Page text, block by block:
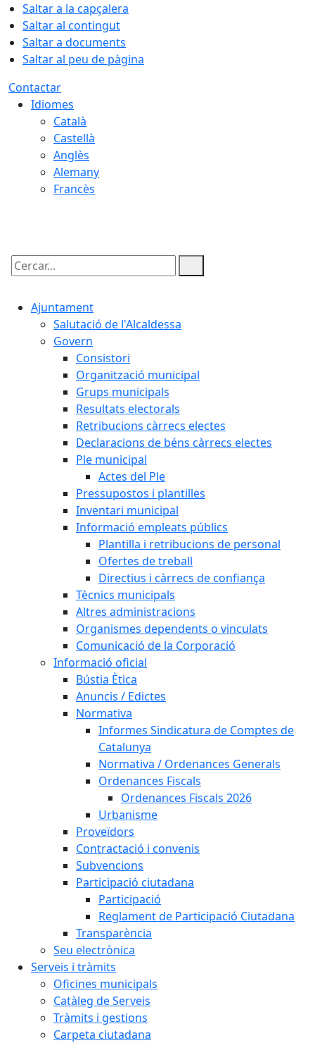
Saltar a la capçalera
Saltar al contingut
Saltar a documents
Saltar al peu de pàgina
Contactar
Idiomes
Català
Castellà
Anglès
Alemany
Francès
Cercar:
Ajuntament
Salutació de l'Alcaldessa
Govern
Consistori
Organització municipal
Grups municipals
Resultats electorals
Retribucions càrrecs electes
Declaracions de béns càrrecs electes
Ple municipal
Actes del Ple
Pressupostos i plantilles
Inventari municipal
Informació empleats públics
Plantilla i retribucions de personal
Ofertes de treball
Directius i càrrecs de confiança
Tècnics municipals
Altres administracions
Organismes dependents o vinculats
Comunicació de la Corporació
Informació oficial
Bústia Ètica
Anuncis / Edictes
Normativa
Informes Sindicatura de Comptes de
Catalunya
Normativa / Ordenances Generals
Ordenances Fiscals
Ordenances Fiscals 2026
Urbanisme
Proveïdors
Contractació i convenis
Subvencions
Participació ciutadana
Participació
Reglament de Participació Ciutadana
Transparència
Seu electrònica
Serveis i tràmits
Oficines municipals
Catàleg de Serveis
Tràmits i gestions
Carpeta ciutadana